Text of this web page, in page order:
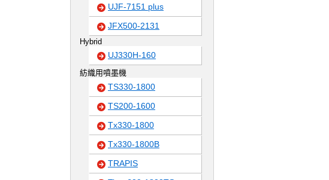
UJF-7151 plus
JFX500-2131
Hybrid
UJ330H-160
紡織用噴墨機
TS330-1800
TS200-1600
Tx330-1800
Tx330-1800B
TRAPIS